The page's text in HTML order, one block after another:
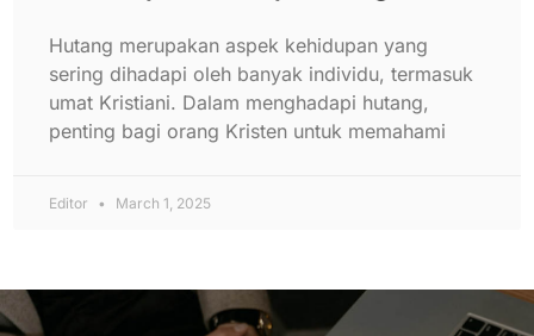
Hutang merupakan aspek kehidupan yang
sering dihadapi oleh banyak individu, termasuk
umat Kristiani. Dalam menghadapi hutang,
penting bagi orang Kristen untuk memahami
Editor March 1, 2025